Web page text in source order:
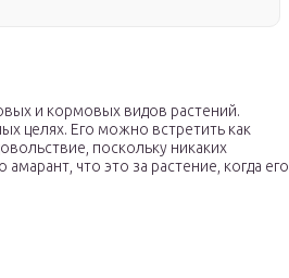
и кормовых видов растений.
целях. Его можно встретить как
поскольку никаких
что это за растение, когда его